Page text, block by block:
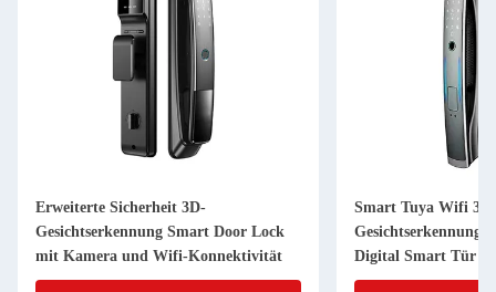
Erweiterte Sicherheit 3D-
Gesichtserkennung Smart Door Lock
mit Kamera und Wifi-Konnektivität
Smart Tuya Wifi 3D
Gesichtserkennung
Digital Smart Tür
Tür